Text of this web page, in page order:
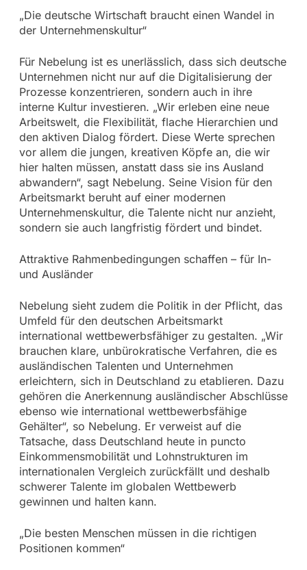
„Die deutsche Wirtschaft braucht einen Wandel in
der Unternehmenskultur“
Für Nebelung ist es unerlässlich, dass sich deutsche
Unternehmen nicht nur auf die Digitalisierung der
Prozesse konzentrieren, sondern auch in ihre
interne Kultur investieren. „Wir erleben eine neue
Arbeitswelt, die Flexibilität, flache Hierarchien und
den aktiven Dialog fördert. Diese Werte sprechen
vor allem die jungen, kreativen Köpfe an, die wir
hier halten müssen, anstatt dass sie ins Ausland
abwandern“, sagt Nebelung. Seine Vision für den
Arbeitsmarkt beruht auf einer modernen
Unternehmenskultur, die Talente nicht nur anzieht,
sondern sie auch langfristig fördert und bindet.
Attraktive Rahmenbedingungen schaffen – für In-
und Ausländer
Nebelung sieht zudem die Politik in der Pflicht, das
Umfeld für den deutschen Arbeitsmarkt
international wettbewerbsfähiger zu gestalten. „Wir
brauchen klare, unbürokratische Verfahren, die es
ausländischen Talenten und Unternehmen
erleichtern, sich in Deutschland zu etablieren. Dazu
gehören die Anerkennung ausländischer Abschlüsse
ebenso wie international wettbewerbsfähige
Gehälter“, so Nebelung. Er verweist auf die
Tatsache, dass Deutschland heute in puncto
Einkommensmobilität und Lohnstrukturen im
internationalen Vergleich zurückfällt und deshalb
schwerer Talente im globalen Wettbewerb
gewinnen und halten kann.
„Die besten Menschen müssen in die richtigen
Positionen kommen“